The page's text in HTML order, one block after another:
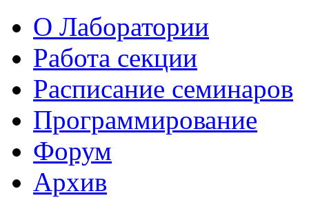
О Лаборатории
Работа секции
Расписание семинаров
Программирование
Форум
Архив